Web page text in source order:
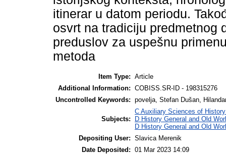
itinerar u datom periodu.
osvrt na tradiciju predmetnog
preduslov za uspešnu
metoda
Item Type: Article
Additional Information: COBISS.SR-ID - 198315276
Uncontrolled Keywords: povelja, Stefan Dušan,
Subjects:
C Auxiliary Sciences of
D History General and Old
D History General and Old
Depositing User: Slavica Merenik
Date Deposited: 01 Mar 2023 14:09